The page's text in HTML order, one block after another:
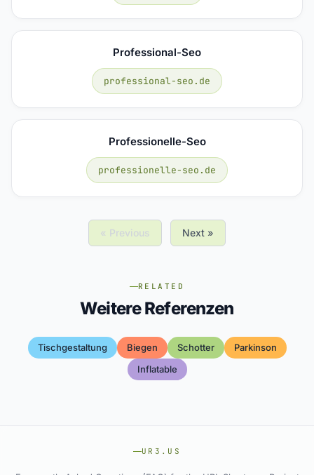
Professional-Seo
professional-seo.de
Professionelle-Seo
professionelle-seo.de
« Previous Next »
RELATED
Weitere Referenzen
Tischgestaltung Biegen Schotter
Parkinson
Inflatable
UR3.US